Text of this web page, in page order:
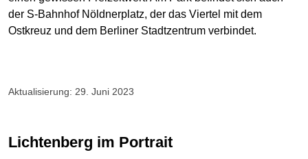
der S-Bahnhof Nöldnerplatz, der das Viertel mit dem
Ostkreuz und dem Berliner Stadtzentrum verbindet.
Aktualisierung: 29. Juni 2023
Lichtenberg im Portrait